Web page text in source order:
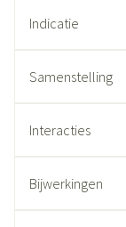
Indicatie
Samenstelling
Interacties
Bijwerkingen